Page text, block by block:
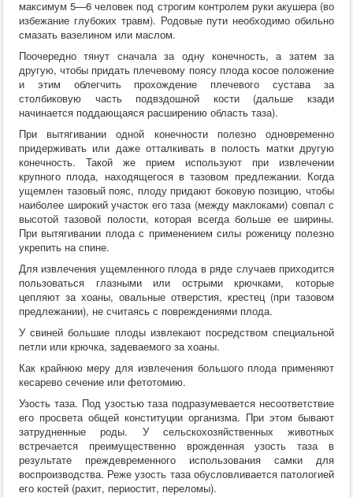
максимум 5—6 человек под строгим контролем руки акушера (во
избежание глубоких травм). Родовые пути необходимо обильно
смазать вазелином или маслом.
Поочередно тянут сначала за одну конечность, а затем за
другую, чтобы придать плечевому поясу плода косое положение
и этим облегчить прохождение плечевого сустава за
столбиковую часть подвздошной кости (дальше кзади
начинается поддающаяся расширению область таза).
При вытягивании одной конечности полезно одновременно
придерживать или даже отталкивать в полость матки другую
конечность. Такой же прием используют при извлечении
крупного плода, находящегося в тазовом предлежании. Когда
ущемлен тазовый пояс, плоду придают боковую позицию, чтобы
наиболее широкий участок его таза (между маклоками) совпал с
высотой тазовой полости, которая всегда больше ее ширины.
При вытягивании плода с применением силы роженицу полезно
укрепить на спине.
Для извлечения ущемленного плода в ряде случаев приходится
пользоваться глазными или острыми крючками, которые
цепляют за хоаны, овальные отверстия, крестец (при тазовом
предлежании), не считаясь с повреждениями плода.
У свиней большие плоды извлекают посредством специальной
петли или крючка, задеваемого за хоаны.
Как крайнюю меру для извлечения большого плода применяют
кесарево сечение или фетотомию.
Узость таза. Под узостью таза подразумевается несоответствие
его просвета общей конституции организма. При этом бывают
затрудненные роды. У сельскохозяйственных животных
встречается преимущественно врожденная узость таза в
результате преждевременного использования самки для
воспроизводства. Реже узость таза обусловливается патологией
его костей (рахит, периостит, переломы).